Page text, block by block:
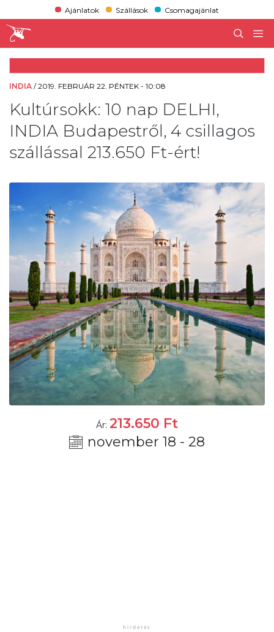
Ajánlatok Szállások Csomagajánlat
INDIA /2019. FEBRUÁR 22. PÉNTEK - 10:08
Kultúrsokk: 10 nap DELHI,
INDIA Budapestről, 4 csillagos
szállással 213.650 Ft-ért!
Ár: 213.650 Ft
november 18 - 28